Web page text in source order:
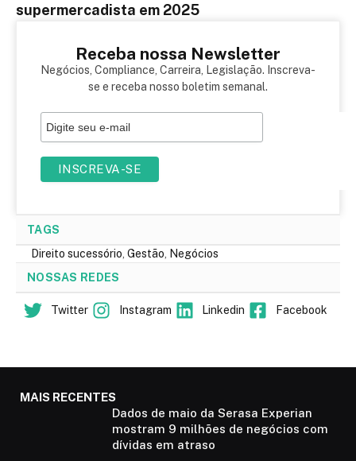
supermercadista em 2025
Receba nossa Newsletter
Negócios, Compliance, Carreira, Legislação. Inscreva-
se e receba nosso boletim semanal.
TAGS
Direito sucessório Gestão
Negócios
NOSSAS REDES
Twitter Instagram Linkedin Facebook
MAIS RECENTES
Dados de maio da Serasa Experian
mostram 9 milhões de negócios com
dívidas em atraso